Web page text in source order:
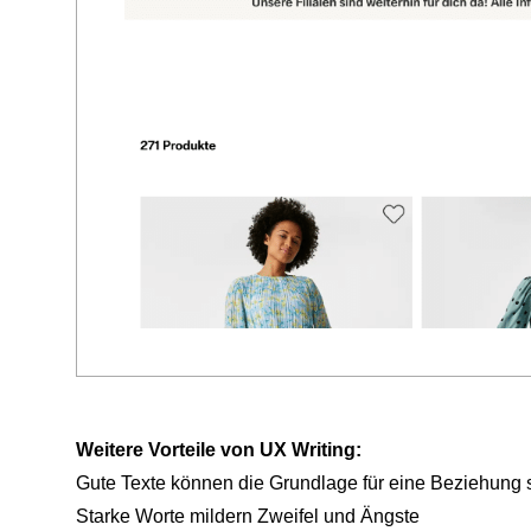
Weitere Vorteile von UX Writing:
Gute Texte können die Grundlage für eine Beziehung
Starke Worte mildern Zweifel und Ängste